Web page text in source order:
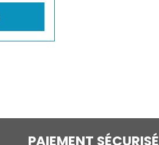
PAIEMENT SÉCURISÉ